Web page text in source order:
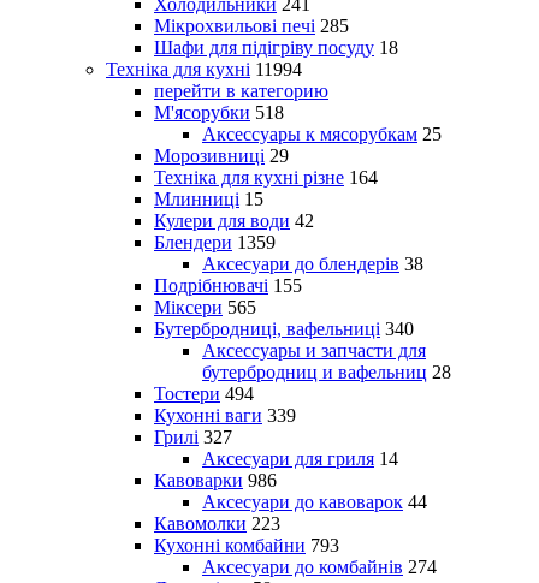
Холодильники 241
Мікрохвильові печі 285
Шафи для підігріву посуду 18
Техніка для кухні 11994
перейти в категорию
М'ясорубки 518
Аксессуары к мясорубкам 25
Морозивниці 29
Техніка для кухні різне 164
Млинниці 15
Кулери для води 42
Блендери 1359
Аксесуари до блендерів 38
Подрібнювачі 155
Міксери 565
Бутербродниці, вафельниці 340
Аксессуары и запчасти для
бутербродниц и вафельниц 28
Тостери 494
Кухонні ваги 339
Грилі 327
Аксесуари для гриля 14
Кавоварки 986
Аксесуари до кавоварок 44
Кавомолки 223
Кухонні комбайни 793
Аксесуари до комбайнів 274